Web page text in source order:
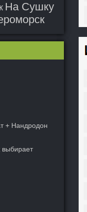
На Сушку
+ Нандродон
выбирает